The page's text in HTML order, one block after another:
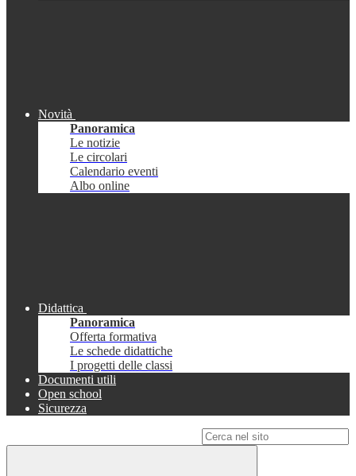
Novità
Panoramica
Le notizie
Le circolari
Calendario eventi
Albo online
Didattica
Panoramica
Offerta formativa
Le schede didattiche
I progetti delle classi
Documenti utili
Open school
Sicurezza